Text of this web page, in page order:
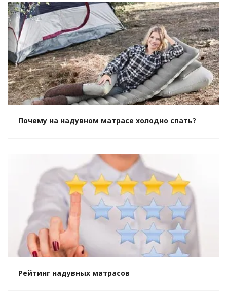
Почему на надувном матрасе холодно спать?
Рейтинг надувных матрасов